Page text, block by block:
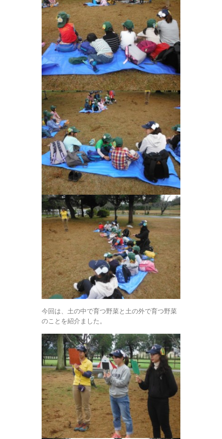
今回は、土の中で育つ野菜と土の外で育つ野菜
のことを紹介ました。